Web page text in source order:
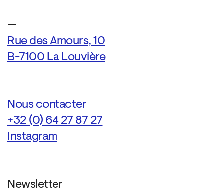
—
Rue des Amours, 10
B-7100 La Louvière
Nous contacter
+32 (0) 64 27 87 27
Instagram
Newsletter